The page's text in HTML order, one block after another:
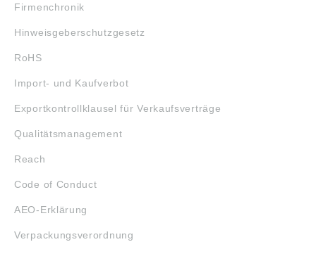
Firmenchronik
Hinweisgeberschutzgesetz
RoHS
Import- und Kaufverbot
Exportkontrollklausel für Verkaufsverträge
Qualitätsmanagement
Reach
Code of Conduct
AEO-Erklärung
Verpackungsverordnung